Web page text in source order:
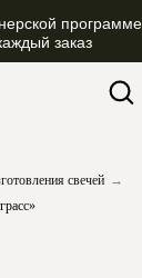
Подробнее →
свечей →